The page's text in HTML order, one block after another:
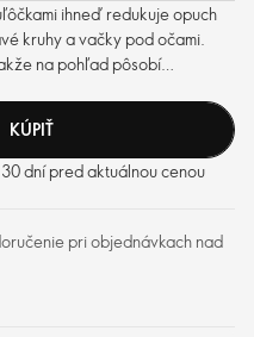
ihneď redukuje opuch
kruhy a vačky pod očami.
na pohľad pôsobí
o pleť.
KÚPIŤ
dní pred aktuálnou cenou
pri objednávkach nad